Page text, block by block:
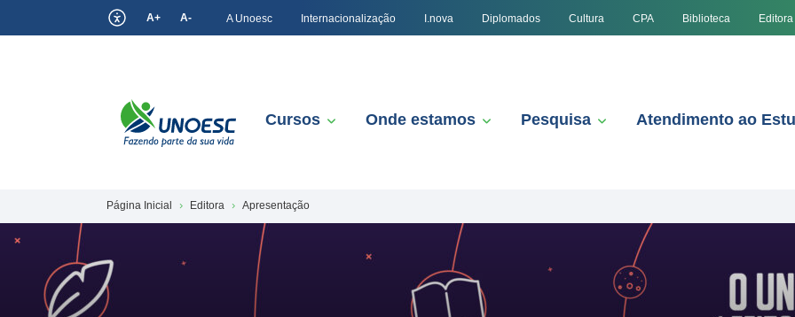
A+ A- A Unoesc Internacionalização I.nova Diplomados Cultura CPA Biblioteca Editora
Cursos Onde estamos Pesquisa Atendimento ao
Página Inicial Editora Apresentação